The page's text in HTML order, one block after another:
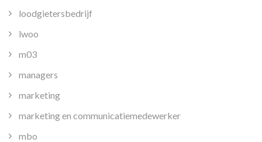
loodgietersbedrijf
lwoo
m03
managers
marketing
marketing en communicatiemedewerker
mbo